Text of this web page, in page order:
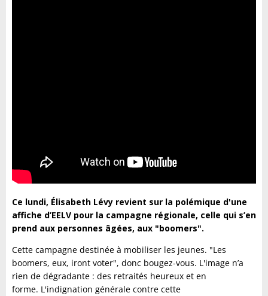
Ce lundi, Élisabeth Lévy revient sur la polémique d'une
affiche d’EELV pour la campagne régionale, celle qui s’en
prend aux personnes âgées, aux "boomers".
Cette campagne destinée à mobiliser les jeunes. "Les
boomers, eux, iront voter", donc bougez-vous. L'image n’a
rien de dégradante : des retraités heureux et en
forme. L'indignation générale contre cette